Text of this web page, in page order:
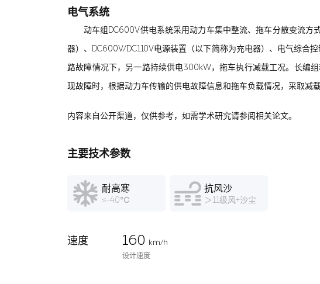
电气系统
动车组DC600V供电系统采用动力车集中整流、拖车分散变流
器）、DC600V/DC110V电源装置（以下简称为充电器）、电气综
路故障情况下，另一路持续供电300kW，拖车执行减载工况。长编
现故障时，根据动力车传输的供电故障信息和拖车负载情况，采取减载
内容来自公开渠道，仅供参考，如需学术研究请参阅相关论文。
主要技术参数
耐高寒
≤-40℃
抗风沙
＞11级风+沙尘
速度 160
km/h
设计速度